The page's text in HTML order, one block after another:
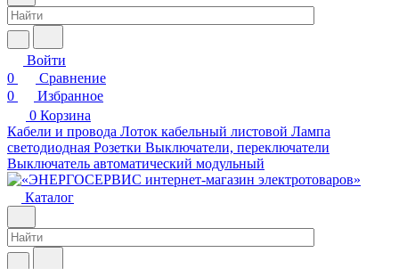
Войти
0
Сравнение
0
Избранное
0 Корзина
Кабели и провода Лоток кабельный листовой Лампа
светодиодная Розетки Выключатели, переключатели
Выключатель автоматический модульный
Каталог